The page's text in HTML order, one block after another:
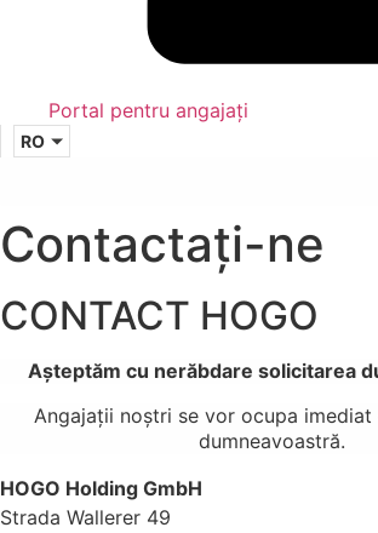
Portal pentru angajați
RO
Contactați-ne
CONTACT HOGO
Așteptăm cu nerăbdare solicitarea
Angajații noștri se vor ocupa imediat
dumneavoastră.
HOGO Holding GmbH
Strada Wallerer 49